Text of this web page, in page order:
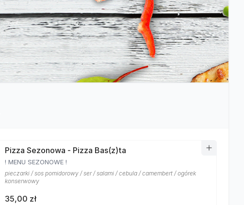
Pizza Sezonowa - Pizza Bas(z)ta
! MENU SEZONOWE !
pieczarki / sos pomidorowy / ser / salami / cebula / camembert / ogórek
konserwowy
35,00 zł